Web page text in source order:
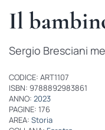
Il
Sergio Bresciani
CODICE: ART1107
ISBN: 9788892983861
ANNO: 2023
PAGINE: 176
AREA: Storia